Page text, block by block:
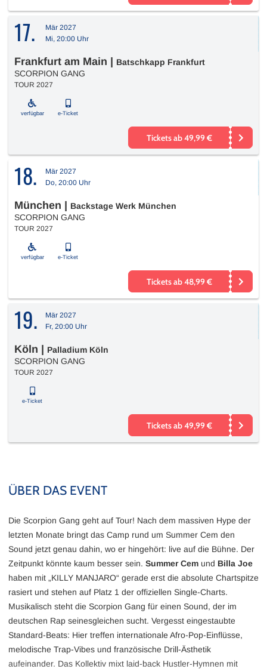
17.
Mär 2027
Mi, 20:00 Uhr
Frankfurt am Main
Batschkapp Frankfurt
SCORPION GANG
TOUR 2027
verfügbar e-Ticket
Tickets ab 49,99 €
18.
Mär 2027
Do, 20:00 Uhr
München
Backstage Werk München
SCORPION GANG
TOUR 2027
verfügbar e-Ticket
Tickets ab 48,99 €
19.
Mär 2027
Fr, 20:00 Uhr
Köln
Palladium Köln
SCORPION GANG
TOUR 2027
e-Ticket
Tickets ab 49,99 €
ÜBER DAS EVENT
Die Scorpion Gang geht auf Tour! Nach dem massiven Hype der
letzten Monate bringt das Camp rund um Summer Cem den
Sound jetzt genau dahin, wo er hingehört: live auf die Bühne. Der
Zeitpunkt könnte kaum besser sein. Summer Cem und Billa Joe
haben mit „KILLY MANJARO“ gerade erst die absolute Chartspitze
rasiert und stehen auf Platz 1 der offiziellen Single-Charts.
Musikalisch steht die Scorpion Gang für einen Sound, der im
deutschen Rap seinesgleichen sucht. Vergesst eingestaubte
Standard-Beats: Hier treffen internationale Afro-Pop-Einflüsse,
melodische Trap-Vibes und französische Drill-Ästhetik
aufeinander. Das Kollektiv mixt laid-back Hustler-Hymnen mit